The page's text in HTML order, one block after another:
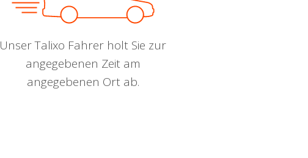
Unser Talixo Fahrer holt Sie zur
angegebenen Zeit am
angegebenen Ort ab.